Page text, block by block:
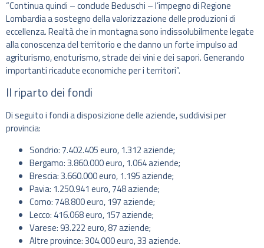
“Continua quindi – conclude Beduschi – l’impegno di Regione
Lombardia a sostegno della valorizzazione delle produzioni di
eccellenza. Realtà che in montagna sono indissolubilmente legate
alla conoscenza del territorio e che danno un forte impulso ad
agriturismo, enoturismo, strade dei vini e dei sapori. Generando
importanti ricadute economiche per i territori”.
Il riparto dei fondi
Di seguito i fondi a disposizione delle aziende, suddivisi per
provincia:
Sondrio: 7.402.405 euro, 1.312 aziende;
Bergamo: 3.860.000 euro, 1.064 aziende;
Brescia: 3.660.000 euro, 1.195 aziende;
Pavia: 1.250.941 euro, 748 aziende;
Como: 748.800 euro, 197 aziende;
Lecco: 416.068 euro, 157 aziende;
Varese: 93.222 euro, 87 aziende;
Altre province: 304.000 euro, 33 aziende.